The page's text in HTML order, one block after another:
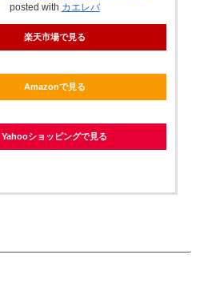
posted with カエレバ
楽天市場で見る
Amazonで見る
Yahooショッピングで見る